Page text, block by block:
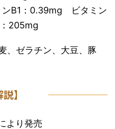
B1：0.39mg ビタミン
205mg
、ゼラチン、大豆、豚
説】
より発売